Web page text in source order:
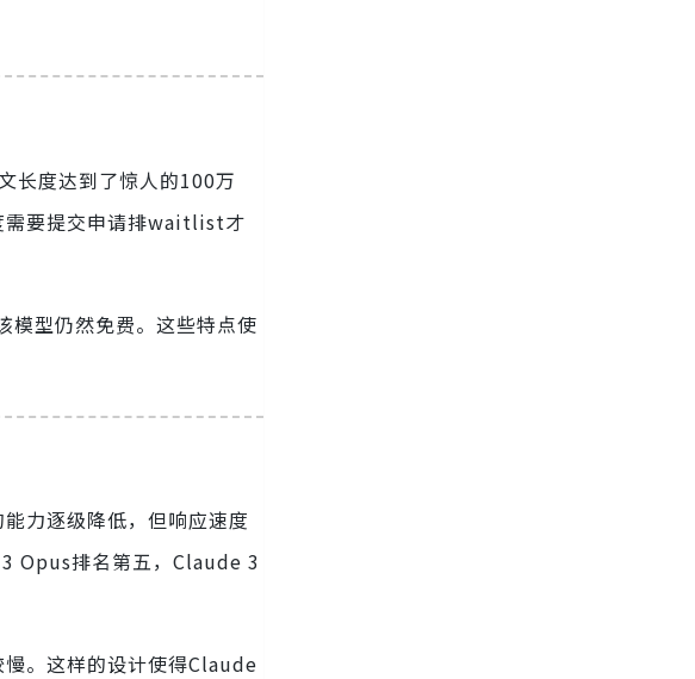
长度达到了惊人的100万
需要提交申请排waitlist才
型仍然免费。这些特点使
力逐级降低，但响应速度
Opus排名第五，Claude 3
。这样的设计使得Claude